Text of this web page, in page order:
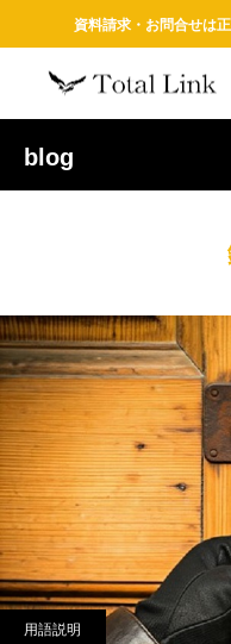
資料請求・お問合せは
blog
用語説明